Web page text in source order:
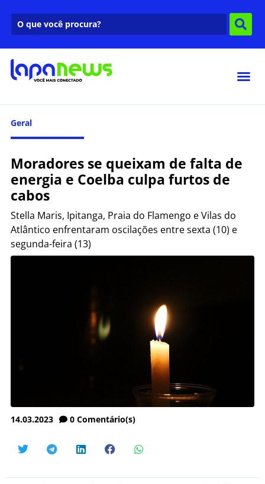
Geral
Moradores se queixam de falta de
energia e Coelba culpa furtos de
cabos
Stella Maris, Ipitanga, Praia do Flamengo e Vilas do
Atlântico enfrentaram oscilações entre sexta (10) e
segunda-feira (13)
14.03.2023 0 Comentário(s)